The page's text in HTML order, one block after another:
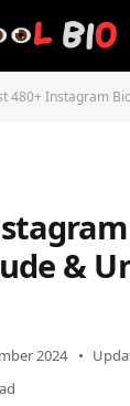
480+ Instagram Bio In
&
2024